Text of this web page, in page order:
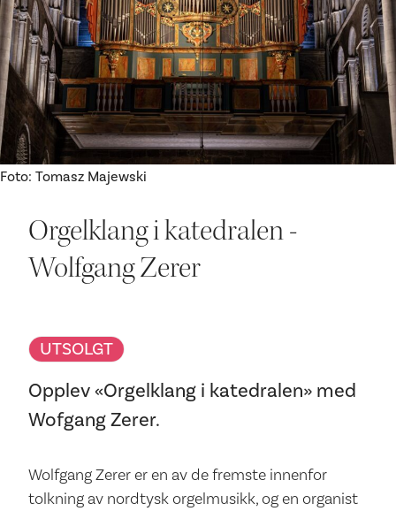
Ditt besøk
Foto: Tomasz Majewski
Orgelklang i katedralen -
Wolfgang Zerer
UTSOLGT
Opplev «Orgelklang i katedralen» med
Wofgang Zerer.
Wolfgang Zerer er en av de fremste innenfor
tolkning av nordtysk orgelmusikk, og en organist